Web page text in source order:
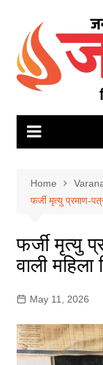
content
Home
फर्जी मृत्यु प्रमाण-
फर्जी मृत्यु
वाली महिला
May 11, 2026